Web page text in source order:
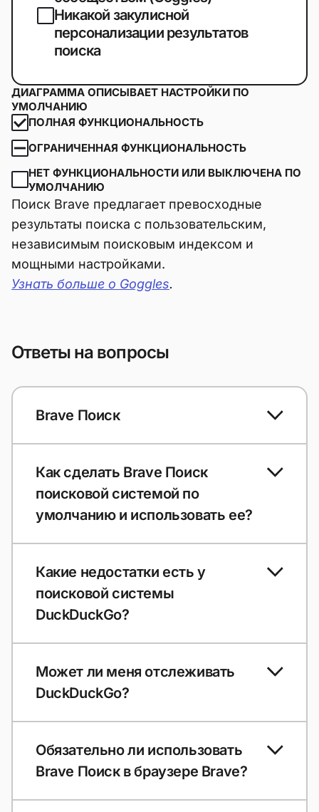
Никакой закулисной
персонализации результатов
поиска
ДИАГРАММА ОПИСЫВАЕТ НАСТРОЙКИ ПО
УМОЛЧАНИЮ
ПОЛНАЯ ФУНКЦИОНАЛЬНОСТЬ
ОГРАНИЧЕННАЯ ФУНКЦИОНАЛЬНОСТЬ
НЕТ ФУНКЦИОНАЛЬНОСТИ ИЛИ ВЫКЛЮЧЕНА ПО
УМОЛЧАНИЮ
Поиск Brave предлагает превосходные
результаты поиска с пользовательским,
независимым поисковым индексом и
мощными настройками.
Узнать больше о Goggles.
Ответы на вопросы
Brave Поиск
Как сделать Brave Поиск
поисковой системой по
умолчанию и использовать ее?
Какие недостатки есть у
поисковой системы
DuckDuckGo?
Может ли меня отслеживать
DuckDuckGo?
Обязательно ли использовать
Brave Поиск в браузере Brave?